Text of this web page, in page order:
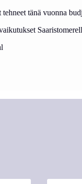
tänä vuonna